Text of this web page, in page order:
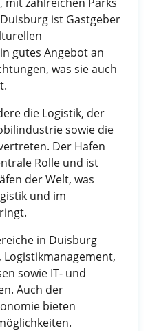
ist Gastgeber
gutes Angebot an
was sie auch
die Logistik, der
sowie die
Der Hafen
Rolle und ist
der Welt, was
und im
in Duisburg
sowie IT- und
Auch der
bieten